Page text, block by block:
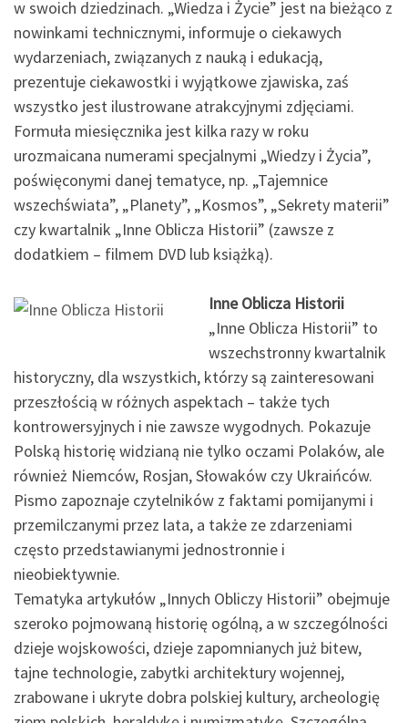
w swoich dziedzinach. „Wiedza i Życie” jest na bieżąco z
nowinkami technicznymi, informuje o ciekawych
wydarzeniach, związanych z nauką i edukacją,
prezentuje ciekawostki i wyjątkowe zjawiska, zaś
wszystko jest ilustrowane atrakcyjnymi zdjęciami.
Formuła miesięcznika jest kilka razy w roku
urozmaicana numerami specjalnymi „Wiedzy i Życia”,
poświęconymi danej tematyce, np. „Tajemnice
wszechświata”, „Planety”, „Kosmos”, „Sekrety materii”
czy kwartalnik „Inne Oblicza Historii” (zawsze z
dodatkiem – filmem DVD lub książką).
Inne Oblicza Historii
„Inne Oblicza Historii” to
wszechstronny kwartalnik
historyczny, dla wszystkich, którzy są zainteresowani
przeszłością w różnych aspektach – także tych
kontrowersyjnych i nie zawsze wygodnych. Pokazuje
Polską historię widzianą nie tylko oczami Polaków, ale
również Niemców, Rosjan, Słowaków czy Ukraińców.
Pismo zapoznaje czytelników z faktami pomijanymi i
przemilczanymi przez lata, a także ze zdarzeniami
często przedstawianymi jednostronnie i
nieobiektywnie.
Tematyka artykułów „Innych Obliczy Historii” obejmuje
szeroko pojmowaną historię ogólną, a w szczególności
dzieje wojskowości, dzieje zapomnianych już bitew,
tajne technologie, zabytki architektury wojennej,
zrabowane i ukryte dobra polskiej kultury, archeologię